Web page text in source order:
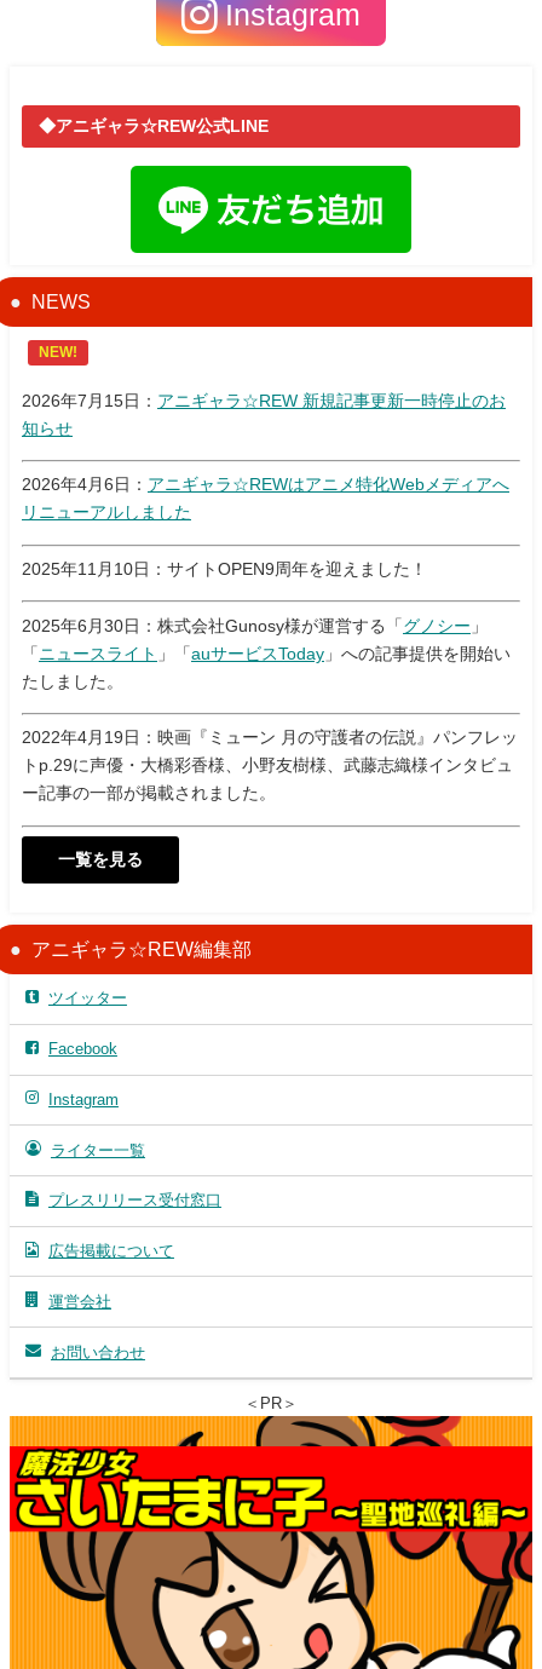
Instagram
◆アニギャラ☆REW公式LINE
NEWS
NEW!
2026年7月15日： アニギャラ☆REW 新規記事更新一時停止のお
知らせ
2026年4月6日： アニギャラ☆REWはアニメ特化Webメディアへ
リニューアルしました
2025年11月10日：サイトOPEN9周年を迎えました！
2025年6月30日：株式会社Gunosy様が運営する「 グノシー 」
「 ニュースライト 」「auサービスToday 」への記事提供を開始い
たしました。
2022年4月19日：映画『ミューン 月の守護者の伝説』パンフレッ
トp.29に声優・大橋彩香様、小野友樹様、武藤志織様インタビュ
ー記事の一部が掲載されました。
一覧を見る
アニギャラ☆REW編集部
ツイッター
Facebook
Instagram
ライター一覧
プレスリリース受付窓口
広告掲載について
運営会社
お問い合わせ
＜PR＞